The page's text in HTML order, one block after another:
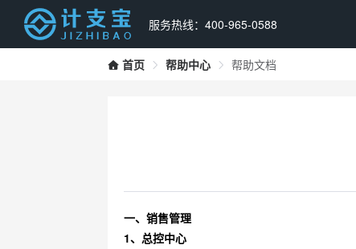
服务热线：400-965-0588
首页 帮助中心 帮助文档
一、销售管理
1、总控中心